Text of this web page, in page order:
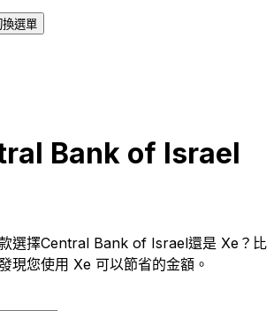
換選單
Bank of Israel
選擇Central Bank of Israel還是 Xe？比
現您使用 Xe 可以節省的金額。